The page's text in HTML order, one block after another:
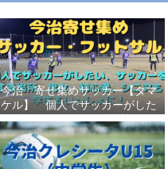
今治 寄せ集めサッカー【タマ
ケル】 個人でサッカーがした
い、サッカーをする場所、男
女、初心者、シニアも学生もい
っしょに！【タマケル】